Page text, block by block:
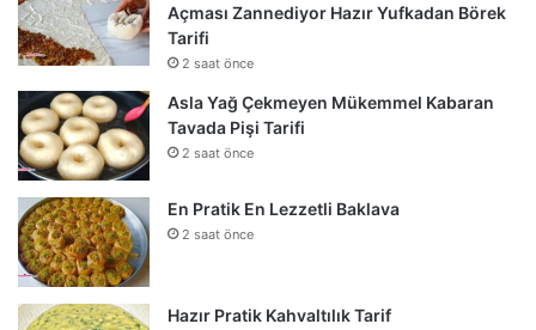
Açması Zannediyor Hazır Yufkadan Börek
Tarifi
2 saat önce
Asla Yağ Çekmeyen Mükemmel Kabaran
Tavada Pişi Tarifi
2 saat önce
En Pratik En Lezzetli Baklava
2 saat önce
Hazır Pratik Kahvaltılık Tarif